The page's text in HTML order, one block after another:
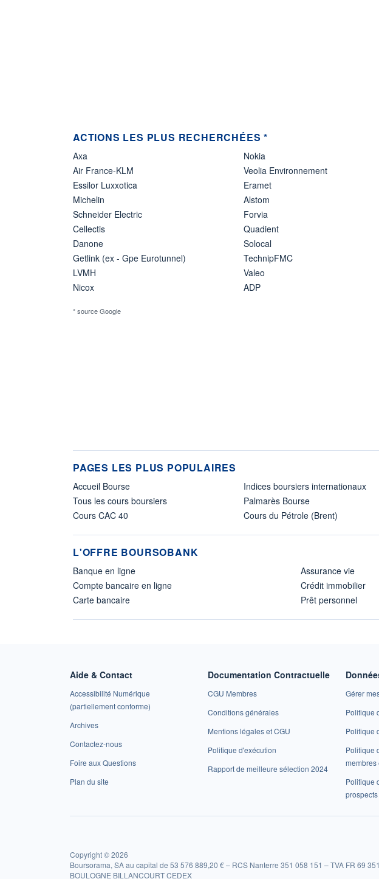
ACTIONS LES PLUS RECHERCHÉES *
Axa
Air France-KLM
Essilor Luxxotica
Michelin
Schneider Electric
Cellectis
Danone
Getlink (ex - Gpe Eurotunnel)
LVMH
Nicox
Nokia
Veolia Environnement
Eramet
Alstom
Forvia
Quadient
Solocal
TechnipFMC
Valeo
ADP
* source Google
PAGES LES PLUS POPULAIRES
Accueil Bourse
Tous les cours boursiers
Cours CAC 40
Indices boursiers internationaux
Palmarès Bourse
Cours du Pétrole (Brent)
L'OFFRE BOURSOBANK
Banque en ligne
Compte bancaire en ligne
Carte bancaire
Assurance vie
Crédit immobilier
Prêt personnel
Aide & Contact
Accessibilité Numérique
(partiellement conforme)
Archives
Contactez-nous
Foire aux Questions
Plan du site
Documentation Contractuelle
CGU Membres
Conditions générales
Mentions légales et CGU
Politique d'exécution
Rapport de meilleure sélection 2024
Gérer
Politique
Politique
Politique
membres
Politique
prospects
Copyright © 2026
Boursorama, SA au capital de 53 576 889,20 € – RCS Nanterre 351 058 151 – TVA FR 69
BOULOGNE BILLANCOURT CEDEX